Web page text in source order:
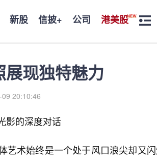
新股 信披+ 公司 港美股
现独特魅力
20:10:46
影的深度对话
艺术始终是一个处于风口浪尖却又